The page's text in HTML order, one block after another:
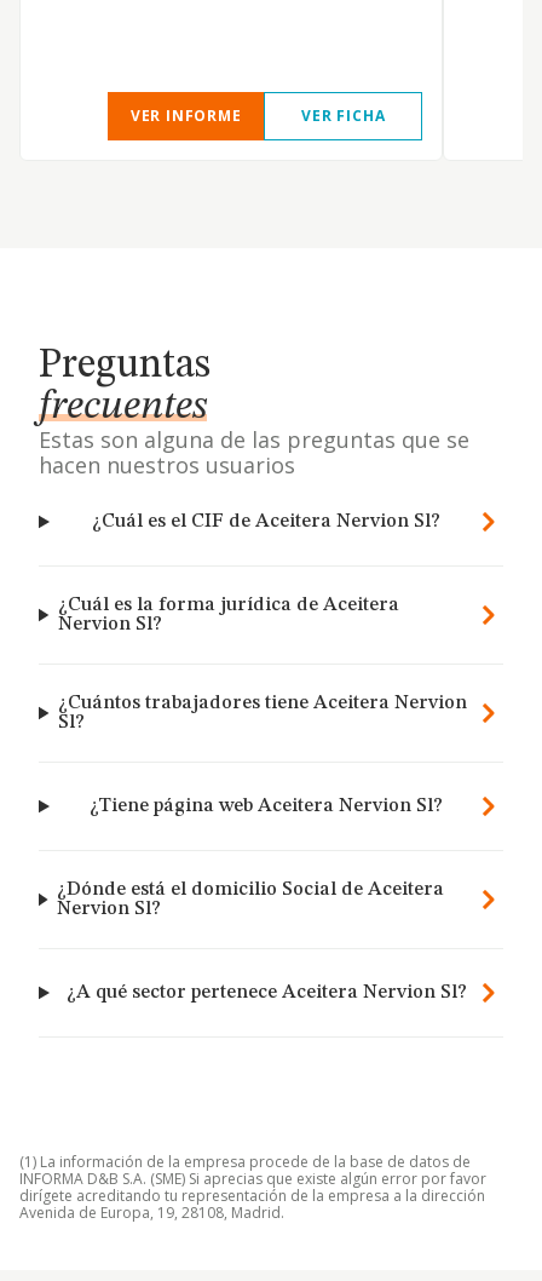
VER INFORME VER FICHA
Preguntas
frecuentes
Estas son alguna de las preguntas que se
hacen nuestros usuarios
¿Cuál es el CIF de Aceitera Nervion Sl?
¿Cuál es la forma jurídica de Aceitera
Nervion Sl?
¿Cuántos trabajadores tiene Aceitera Nervion
Sl?
¿Tiene página web Aceitera Nervion Sl?
¿Dónde está el domicilio Social de Aceitera
Nervion Sl?
¿A qué sector pertenece Aceitera Nervion Sl?
(1) La información de la empresa procede de la base de datos de
INFORMA D&B S.A. (SME) Si aprecias que existe algún error por favor
dirígete acreditando tu representación de la empresa a la dirección
Avenida de Europa, 19, 28108, Madrid.